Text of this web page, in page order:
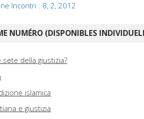
Incontri : 8, 2, 2012
NUMÉRO (DISPONIBLES
della giustizia?
islamica
e giustizia